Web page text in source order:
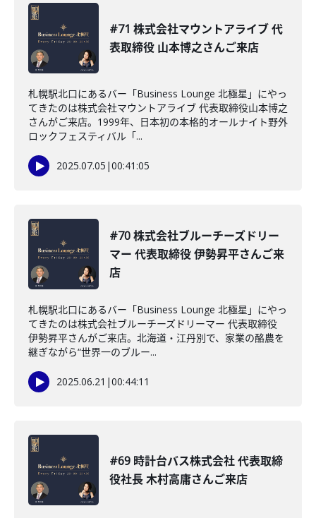
#71 株式会社マウントアライブ 代
表取締役 山本博之さんご来店
札幌駅北口にあるバー「Business Lounge 北極星」にやっ
てきたのは株式会社マウントアライブ 代表取締役山本博之
さんがご来店。1999年、日本初の本格的オールナイト野外
ロックフェスティバル「...
2025.07.05 |00:41:05
#70 株式会社ブルーチーズドリー
マー 代表取締役 伊勢昇平さんご来
店
札幌駅北口にあるバー「Business Lounge 北極星」にやっ
てきたのは株式会社ブルーチーズドリーマー 代表取締役
伊勢昇平さんがご来店。北海道・江丹別で、家業の酪農を
継ぎながら“世界一のブルー...
2025.06.21 |00:44:11
#69 時計台バス株式会社 代表取締
役社長 木村高庸さんご来店